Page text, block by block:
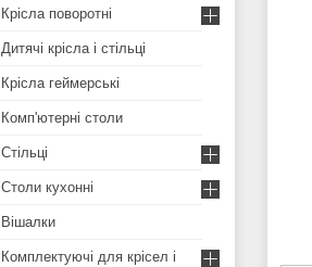
Крісла поворотні
Дитячі крісла і стільці
Крісла геймерські
Комп'ютерні столи
Стільці
Столи кухонні
Вішалки
Комплектуючі для крісел і